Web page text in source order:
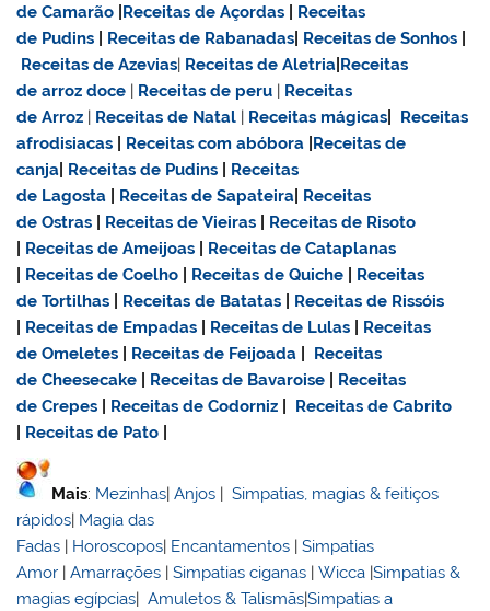
de Camarão Receitas de Açordas
Receitas
de Pudins
Receitas de Rabanadas Receitas de Sonhos
Receitas de Azevias| Receitas de Aletria Receitas
dearroz doce | Receitas de peru | Receitas
de Arroz | Receitas de Natal | Receitas mágicas
Receitas
afrodisiacas
Receitas com abóbora Receitas de
canja Receitas de Pudins
Receitas
de Lagosta
Receitas de Sapateira Receitas
de Ostras
Receitas de Vieiras
Receitas de Risoto
Receitas de Ameijoas
Receitas de Cataplanas
Receitas de Coelho Receitas de Quiche
Receitas
de Tortilhas
Receitas de Batatas
Receitas de Rissóis
Receitas de Empadas Receitas de Lulas
Receitas
de Omeletes
Receitas de Feijoada
Receitas
de Cheesecake
Receitas de Bavaroise
Receitas
de Crepes
Receitas de Codorniz
Receitas de Cabrito
Receitas de Pato
Mais: Mezinhas|Anjos |Simpatias, magias & feitiços
rápidos| Magia das
Fadas | Horoscopos| Encantamentos |Simpatias
Amor |Amarrações |Simpatias ciganas |Wicca |Simpatias &
magias egípcias|Amuletos & Talismãs|Simpatias a